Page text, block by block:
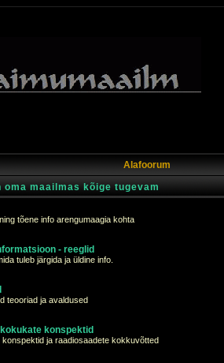
Alafoorum
oma maailmas kõige tugevam
tõene info arengumaagia kohta
- reeglid
tuleb järgida ja üldine info.
teooriad ja avaldused
konspektid
konspektid ja raadiosaadete kokkuvõtted